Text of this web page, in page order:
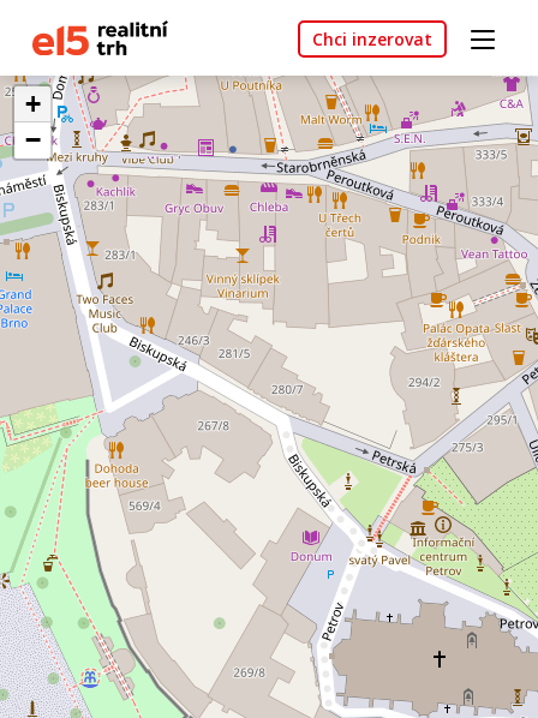
Chci inzerovat
+
−